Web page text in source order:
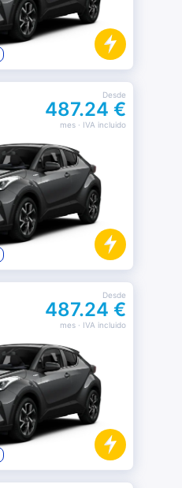
Desde
487.24 €
mes· IVA incluido
Desde
487.24 €
mes· IVA incluido